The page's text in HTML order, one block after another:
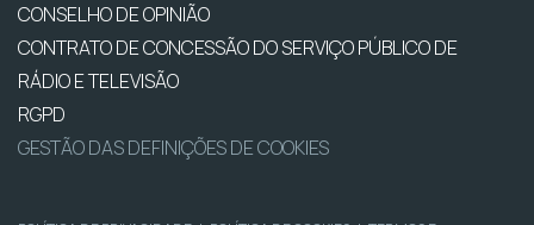
CONSELHO DE OPINIÃO
CONTRATO DE CONCESSÃO DO SERVIÇO PÚBLICO DE
RÁDIO E TELEVISÃO
RGPD
GESTÃO DAS DEFINIÇÕES DE COOKIES